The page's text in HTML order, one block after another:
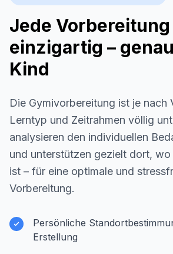
Jede
einzigartig –
Kind
Die Gymivorbereitung ist je nach
Lerntyp und Zeitrahmen völlig
analysieren den individuellen
und unterstützen gezielt dort,
ist – für eine optimale und
Vorbereitung.
Persönliche
Erstellung